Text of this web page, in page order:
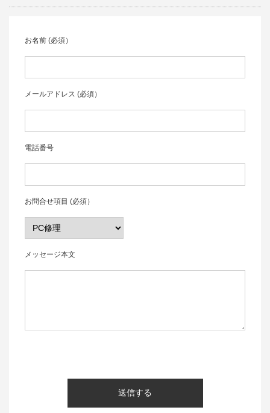
お名前 (必須）
メールアドレス (必須）
電話番号
お問合せ項目 (必須）
メッセージ本文